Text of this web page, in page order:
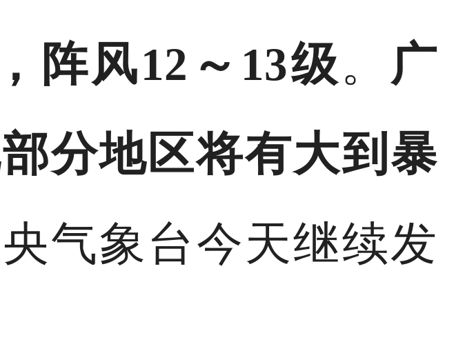
阵风12～13级。 广
分地区将有大到暴
气象台今天继续发